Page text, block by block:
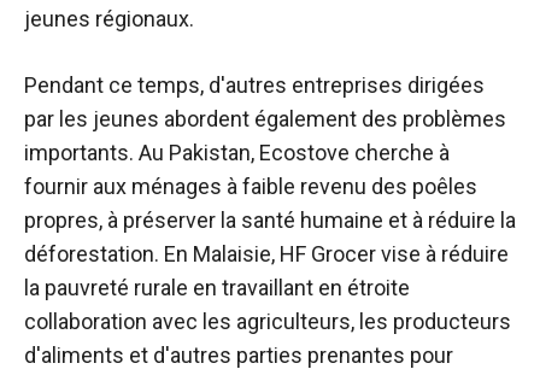
jeunes régionaux.
Pendant ce temps, d'autres entreprises dirigées
par les jeunes abordent également des problèmes
importants. Au Pakistan, Ecostove cherche à
fournir aux ménages à faible revenu des poêles
propres, à préserver la santé humaine et à réduire la
déforestation. En Malaisie, HF Grocer vise à réduire
la pauvreté rurale en travaillant en étroite
collaboration avec les agriculteurs, les producteurs
d'aliments et d'autres parties prenantes pour